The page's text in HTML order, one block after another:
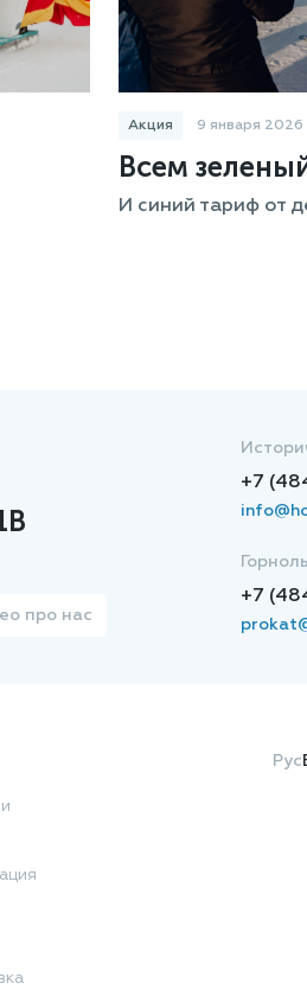
Акция 9 января 2026
Всем
И синий тариф от
про нас
+7
+7
Рус